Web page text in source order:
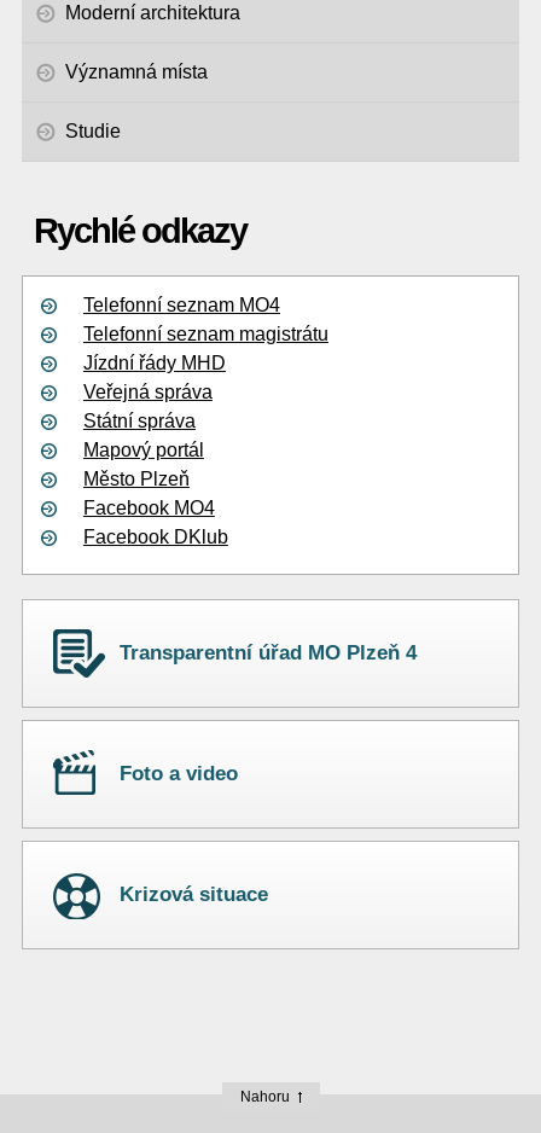
Moderní architektura
Významná místa
Studie
Rychlé odkazy
Telefonní seznam MO4
Telefonní seznam magistrátu
Jízdní řády MHD
Veřejná správa
Státní správa
Mapový portál
Město Plzeň
Facebook MO4
Facebook DKlub
Transparentní úřad MO Plzeň 4
Foto a video
Krizová situace
Nahoru